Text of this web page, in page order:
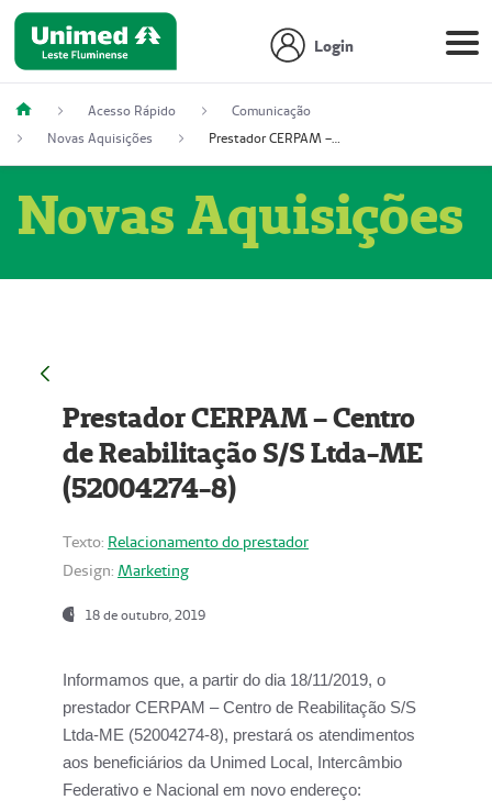
Login
Acesso Rápido
Comunicação
Novas Aquisições
Prestador CERPAM – Centro de Reabilitação S/S Ltda-ME (52004274-8)
Novas Aquisições
Prestador CERPAM – Centro
de Reabilitação S/S Ltda-ME
(52004274-8)
Texto: Relacionamento do prestador
Design: Marketing
18 de outubro, 2019
Informamos que, a partir do dia 18/11/2019, o
prestador CERPAM – Centro de Reabilitação S/S
Ltda-ME (52004274-8), prestará os atendimentos
aos beneficiários da Unimed Local, Intercâmbio
Federativo e Nacional em novo endereço: